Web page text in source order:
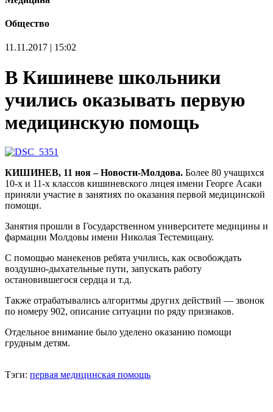
Общество
11.11.2017 | 15:02
В Кишиневе школьники
учились оказывать первую
медицинскую помощь
КИШИНЕВ, 11 ноя – Новости-Молдова. Более 80 учащихся
10-х и 11-х классов кишиневского лицея имени Георге Асаки
приняли участие в занятиях по оказания первой медицинской
помощи.
Занятия прошли в Государственном университете медицины и
фармации Молдовы имени Николая Тестемицану.
С помощью манекенов ребята учились, как освобождать
воздушно-дыхательные пути, запускать работу
остановившегося сердца и т.д.
Также отрабатывались алгоритмы других действий — звонок
по номеру 902, описание ситуации по ряду признаков.
Отдельное внимание было уделено оказанию помощи
грудным детям.
Тэги: первая медицинская помощь